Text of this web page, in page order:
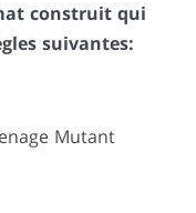
construit qui
suivantes:
Mutant